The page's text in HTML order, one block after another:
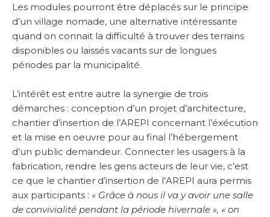
Les modules pourront être déplacés sur le principe
d’un village nomade, une alternative intéressante
quand on connait la difficulté à trouver des terrains
disponibles ou laissés vacants sur de longues
périodes par la municipalité.
L’intérêt est entre autre la synergie de trois
démarches : conception d’un projet d’architecture,
chantier d’insertion de l’AREPI concernant l’éxécution
et la mise en oeuvre pour au final l’hébergement
d’un public demandeur. Connecter les usagers à la
fabrication, rendre les gens acteurs de leur vie, c’est
ce que le chantier d’insertion de l’AREPI aura permis
aux participants : « Grâce à nous il va y avoir une salle
de convivialité pendant la période hivernale », « on